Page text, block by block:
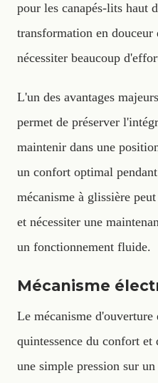
pour les canapés-lits haut
transformation en douceur
nécessiter beaucoup
L'un des avantages
permet de préserver
maintenir dans une
un confort optimal
mécanisme à glissière
et nécessiter une
un fonctionnement fluide.
Mécanisme
Le mécanisme d'ouverture
quintessence du confort
une simple pression sur